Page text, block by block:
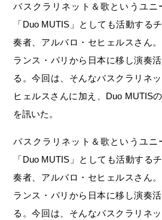
バスクラリネット＆歌というユニ
「Duo MUTIS」としても活動する
奏者、アルバロ・セヒェルスさん
ランス・パリから日本に移し演奏
る。今回は、そんなバスクラリネ
ヒェルスさんに加え、Duo MUTIS
を訊いた。
バスクラリネット＆歌というユニ
「Duo MUTIS」としても活動する
奏者、アルバロ・セヒェルスさん
ランス・パリから日本に移し演奏
る。今回は、そんなバスクラリネ